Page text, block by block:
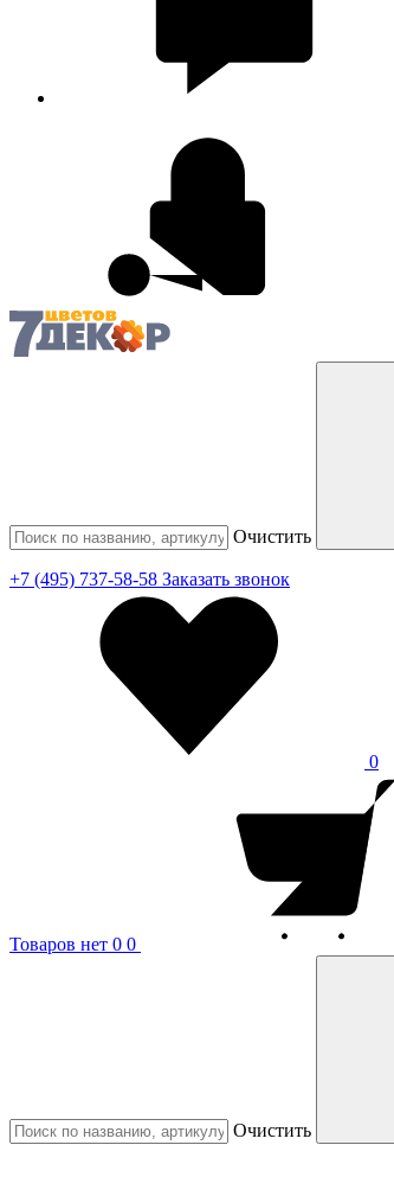
Очистить
+7 (495) 737-58-58 Заказать звонок
0
Товаров нет 0 0
Очистить